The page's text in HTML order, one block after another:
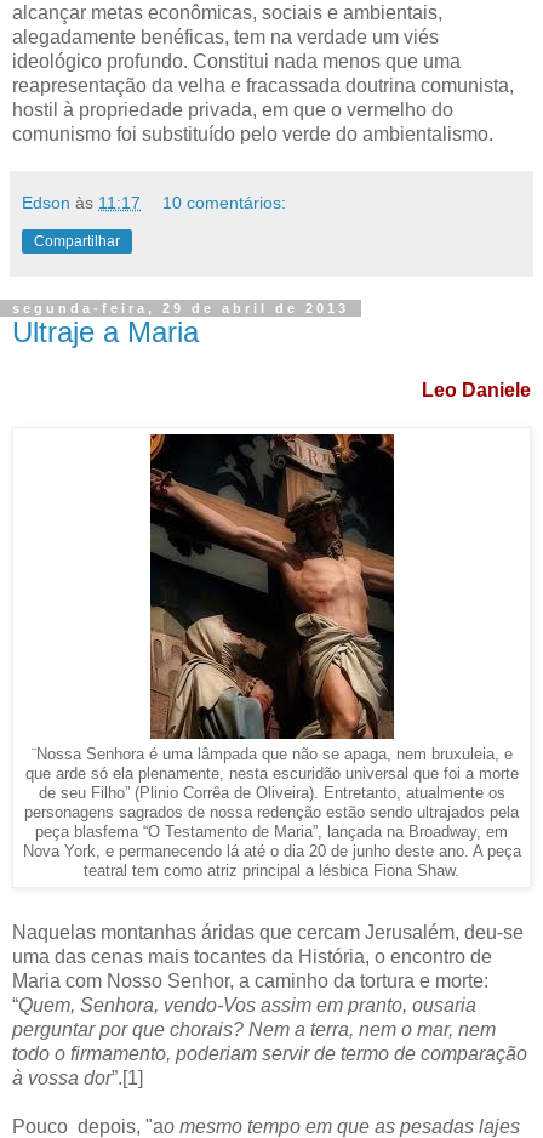
alcançar metas econômicas, sociais e ambientais,
alegadamente benéficas, tem na verdade um viés
ideológico profundo. Constitui nada menos que uma
reapresentação da velha e fracassada doutrina comunista,
hostil à propriedade privada, em que o vermelho do
comunismo foi substituído pelo verde do ambientalismo.
Edson às 11:17 10 comentários:
Compartilhar
segunda-feira, 29 de abril de 2013
Ultraje a Maria
Leo Daniele
¨Nossa Senhora é uma lâmpada que não se apaga, nem bruxuleia, e
que arde só ela plenamente, nesta escuridão universal que foi a morte
de seu Filho” (Plinio Corrêa de Oliveira). Entretanto, atualmente os
personagens sagrados de nossa redenção estão sendo ultrajados pela
peça blasfema “O Testamento de Maria”, lançada na Broadway, em
Nova York, e permanecendo lá até o dia 20 de junho deste ano. A peça
teatral tem como atriz principal a lésbica Fiona Shaw.
Naquelas montanhas áridas que cercam Jerusalém, deu-se
uma das cenas mais tocantes da História, o encontro de
Maria com Nosso Senhor, a caminho da tortura e morte:
“Quem, Senhora, vendo-Vos assim em pranto, ousaria
perguntar por que chorais? Nem a terra, nem o mar, nem
todo o firmamento, poderiam servir de termo de comparação
à vossa dor”.[1]
Pouco depois, "ao mesmo tempo em que as pesadas lajes